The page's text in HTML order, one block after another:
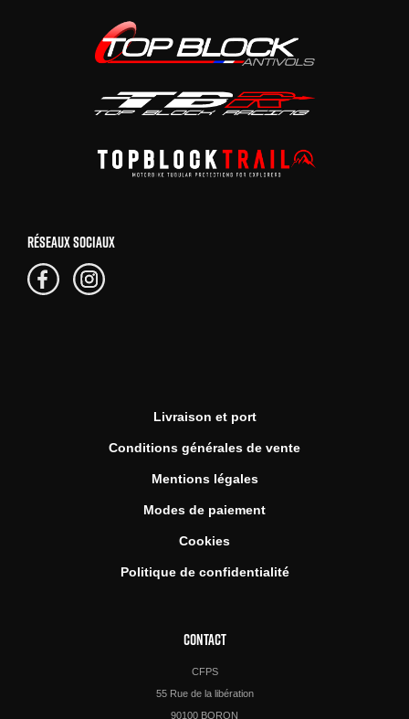
RÉSEAUX SOCIAUX
Livraison et port
Conditions générales de vente
Mentions légales
Modes de paiement
Cookies
Politique de confidentialité
CONTACT
CFPS
55 Rue de la libération
90100 BORON